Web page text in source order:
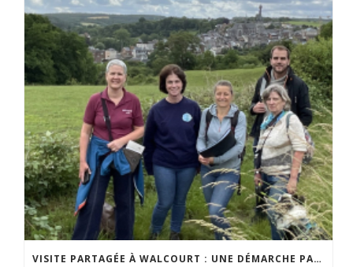
VISITE PARTAGÉE À WALCOURT : UNE DÉMARCHE PARTICIPATIVE ANIMÉE PAR ESPACE ENVIRONNEMENT